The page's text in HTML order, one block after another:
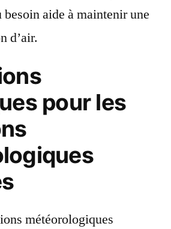
besoin aide à maintenir une
d’air.
pour les
météorologiques